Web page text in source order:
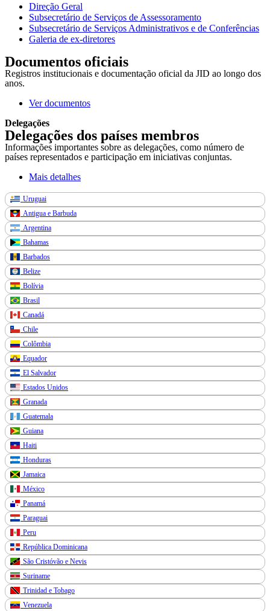
Direção Geral
Subsecretário de Serviços de Assessoramento
Subsecretário de Serviços Administrativos e de Conferências
Galeria de ex-diretores
Documentos oficiais
Registros institucionais e documentação oficial da JID ao longo dos
anos.
Ver documentos
Delegações
Delegações dos países membros
Informações importantes sobre as delegações, como número de
países representados e participação em iniciativas conjuntas.
Mais detalhes
Uruguai
Antigua e Barbuda
Argentina
Bahamas
Barbados
Belize
Bolívia
Brasil
Canadá
Chile
Colômbia
Equador
El Salvador
Estados Unidos
Granada
Guatemala
Guiana
Haiti
Honduras
Jamaica
México
Panamá
Paraguai
Peru
República Dominicana
São Cristóvão e Nevis
Suriname
Trinidad e Tobago
Venezuela